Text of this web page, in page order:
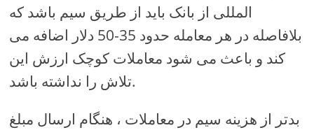
المللی از بانک باید از طریق سیم باشد که
بلافاصله در هر معامله حدود 35-50 دلار اضافه می
کند و باعث می شود معاملات کوچک ارزش این
تلاش را نداشته باشد.
بدتر از هزینه سیم در معاملات ، هنگام ارسال مبلغ